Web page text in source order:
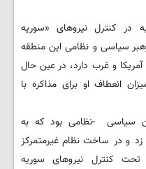
کنترل نیروهای «سوریه
سیاسی و نظامی این منطقه
و غرب دارد، در عین حال
انعطاف او برای مذاکره با
سیاسی -نظامی بود که به
و در ساخت نظام غیرمتمرکز
تحت کنترل نیروهای سوریه